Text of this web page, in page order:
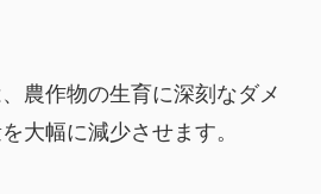
農作物の生育に深刻なダメ
大幅に減少させます。